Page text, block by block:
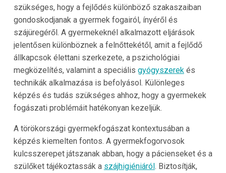
szükséges, hogy a fejlődés különböző szakaszaiban
gondoskodjanak a gyermek fogairól, ínyéről és
szájüregéről. A gyermekeknél alkalmazott eljárások
jelentősen különböznek a felnőttekétől, amit a fejlődő
állkapcsok élettani szerkezete, a pszichológiai
megközelítés, valamint a speciális gyógyszerekés
technikák alkalmazása is befolyásol. Különleges
képzés és tudás szükséges ahhoz, hogy a gyermekek
fogászati problémáit hatékonyan kezeljük.
A törökországi gyermekfogászat kontextusában a
képzés kiemelten fontos. A gyermekfogorvosok
kulcsszerepet játszanak abban, hogy a pácienseket és a
szülőket tájékoztassák a szájhigiéniáról. Biztosítják,